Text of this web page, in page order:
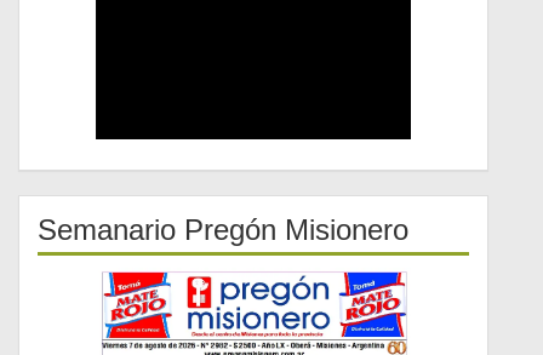
Semanario Pregón Misionero